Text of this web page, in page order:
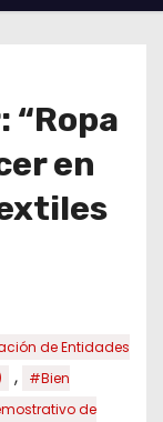
“Ropa
en
de Entidades
,
#Bien
de